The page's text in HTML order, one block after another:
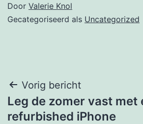
Door Valerie Knol
Gecategoriseerd als Uncategorized
Post
navigation
Vorig bericht
Leg de zomer vast met
refurbished iPhone